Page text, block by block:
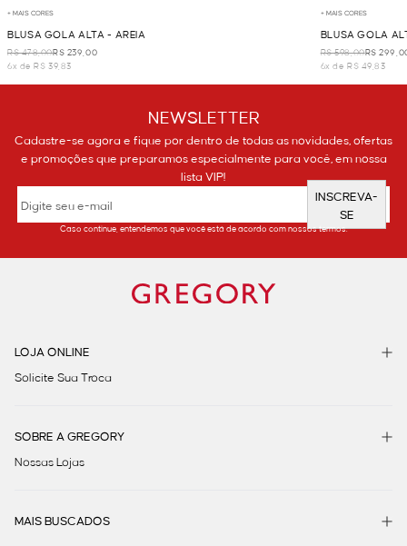
+ MAIS CORES
BLUSA GOLA ALTA - AREIA
R$ 478,00R$ 239,00
6x de R$ 39,83
+ MAIS CORES
BLUSA GOLA
R$ 598,00R$
6x de R$ 49,83
NEWSLETTER
Cadastre-se agora e fique por dentro de todas as novidades, ofertas
e promoções que preparamos especialmente para você, em nossa
lista VIP!
INSCREVA-
SE
Caso continue, entendemos que você está de acordo com nossos termos.
LOJA ONLINE
Solicite Sua Troca
SOBRE A GREGORY
Nossas Lojas
MAIS BUSCADOS